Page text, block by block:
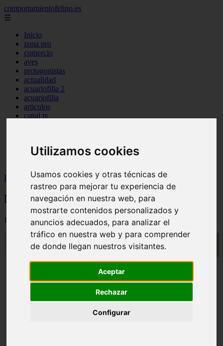
Utilizamos cookies
Usamos cookies y otras técnicas de
rastreo para mejorar tu experiencia de
navegación en nuestra web, para
mostrarte contenidos personalizados y
anuncios adecuados, para analizar el
tráfico en nuestra web y para comprender
de donde llegan nuestros visitantes.
Aceptar
Rechazar
Configurar
comportamientofelino.es
☰
Inicio
zona pro
comercio
aves
protagonistas
actualidad
acuariofilia 2
acuariofilia
articulos
canal tv
uncategorized
Inicio
gatos2 >Nombres Japoneses para Gatos Blancos
Nombres Japoneses para Gatos Blancos
📅 12/06/2025